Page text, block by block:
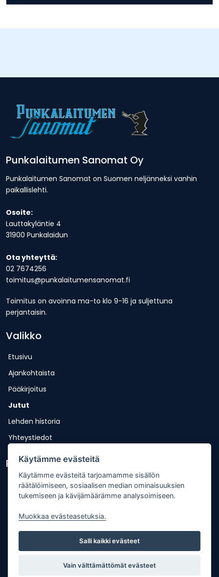
Punkalaitumen Sanomat Oy
Punkalaitumen Sanomat on Suomen neljänneksi vanhin
paikallislehti.
Osoite:
Lauttakyläntie 4
31900 Punkalaidun
Ota yhteyttä:
02 7674256
toimitus@punkalaitumensanomat.fi
Toimitus on avoinna ma-to klo 9-16 ja suljettuna
perjantaisin.
Valikko
Etusivu
Ajankohtaista
Pääkirjoitus
Jutut
Lehden historia
Yhteystiedot
Pikalinkit
Lähetä uutisvinkki
Kopiointiohje
Mediakortti
Tilaa lehti
Osoitteenmuutos
Käytämme evästeitä
Käytämme evästeitä tarjoamamme sisällön
räätälöimiseen, sosiaalisen median ominaisuuksien
tukemiseen ja kävijämäärämme analysoimiseen.
Muokkaa evästeasetuksia.
Salli kaikki evästeet
Vain välttämättömät evästeet